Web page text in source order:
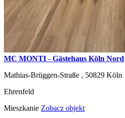
MC MONTI - Gästehaus Köln Nord
Mathias-Brüggen-Straße , 50829 Köln
Ehrenfeld
Mieszkanie Zobacz objekt